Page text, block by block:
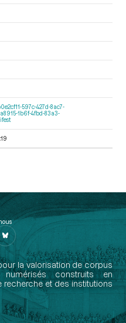
597c-427d-8ac7-
1b6f-4fbd-83a3-
la valorisation de corpus
numérisés construits en
et des institutions